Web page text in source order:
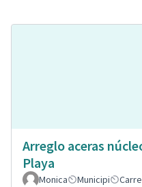
Arreglo aceras
Playa
Monica Municipi